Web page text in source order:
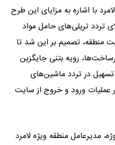
با اشاره به مزایای این طرح
تردد تریلی‌های حامل مواد
منطقه، تصمیم بر این شد تا
رویه بتنی جایگزین
در تردد ماشین‌های
عملیات ورود و خروج از سایت
مدیرعامل منطقه ویژه لامرد